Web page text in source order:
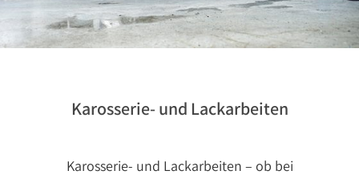
Karosserie- und Lackarbeiten
Karosserie- und Lackarbeiten – ob bei